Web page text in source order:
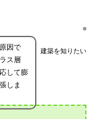
建築を知りたい
因で
ス層
して膨
しま